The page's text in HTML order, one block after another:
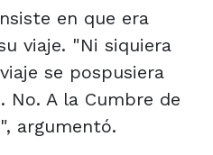
en que era
viaje. "Ni siquiera
se pospusiera
No. A la Cumbre de
argumentó.